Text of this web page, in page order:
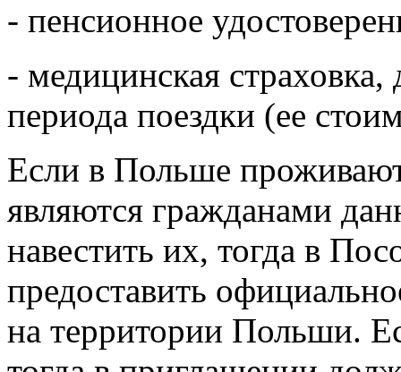
- пенсионное
- медицинская страховка,
периода поездки (ее
Если в Польше
являются гражданами
навестить их, тогда в
предоставить
на территории Польши.